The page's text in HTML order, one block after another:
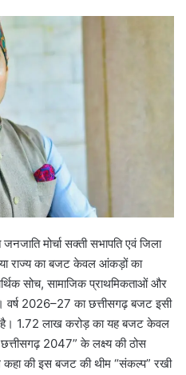
मोर्चा सक्ती सभापति एवं जिला
राज्य का बजट केवल आंकड़ों का
सोच, सामाजिक प्राथमिकताओं और
वर्ष 2026–27 का छत्तीसगढ़ बजट इसी
है। 1.72 लाख करोड़ का यह बजट केवल
छत्तीसगढ़ 2047” के लक्ष्य की ठोस
कहा की इस बजट की थीम “संकल्प” रखी